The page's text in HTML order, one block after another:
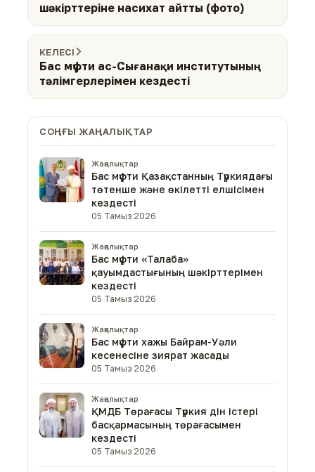
шәкірттеріне насихат айтты (фото)
КЕЛЕСІ
Бас мүфти ас-Сығанақи институтының
тәлімгерлерімен кездесті
СОҢҒЫ ЖАҢАЛЫҚТАР
Жаңалықтар
Бас мүфти Қазақстанның Түркиядағы
төтенше және өкілетті елшісімен
кездесті
05 Тамыз 2026
Жаңалықтар
Бас мүфти «Талаба»
қауымдастығының шәкірттерімен
кездесті
05 Тамыз 2026
Жаңалықтар
Бас мүфти хажы Байрам-Уәли
кесенесіне зиярат жасады
05 Тамыз 2026
Жаңалықтар
ҚМДБ Төрағасы Түркия дін істері
басқармасының төрағасымен
кездесті
05 Тамыз 2026